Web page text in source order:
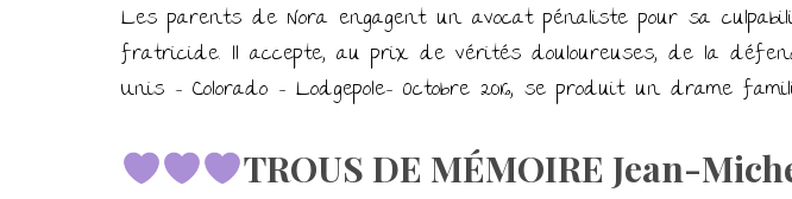
Les parents de Nora engagent un avocat pénaliste pour sa
fratricide. Il accepte, au prix de vérités douloureuses, de la
Unis – Colorado – Lodgepole- Octobre 2016, se produit un drame
TROUS DE MÉMOIRE Jean-